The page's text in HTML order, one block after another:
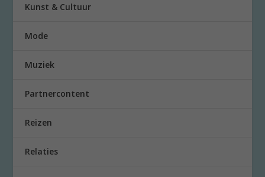
Kunst & Cultuur
Mode
Muziek
Partnercontent
Reizen
Relaties